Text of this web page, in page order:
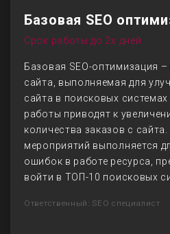
Базовая SEO
Срок работы до 2х дней
Базовая SEO-оптимизация
сайта, выполняемая для
сайта в поисковых системах
работы приводят к
количества заказов с
мероприятий выполняется
ошибок в работе ресурса,
войти в ТОП-10 поисковых
Ответственный: SEO специалист